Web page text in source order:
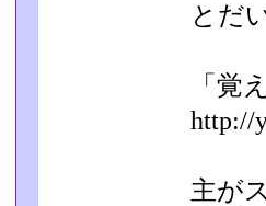
とだ
「覚
http://
主が